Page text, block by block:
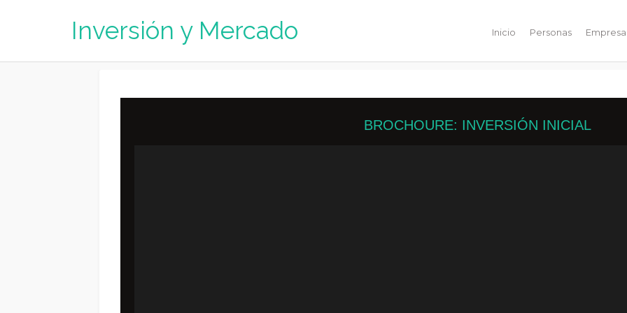
Inversión y Mercado Inicio Personas
BROCHOURE: INVERSIÓN INICIAL